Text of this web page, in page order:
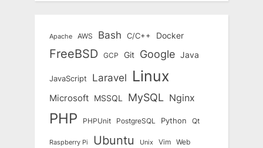
Apache AWS Bash C/C++ Docker
FreeBSD GCP Git Google Java
JavaScript Laravel Linux
Microsoft MSSQL MySQL Nginx
PHP PHPUnit PostgreSQL Python Qt
Raspberry Pi Ubuntu Unix Vim Web